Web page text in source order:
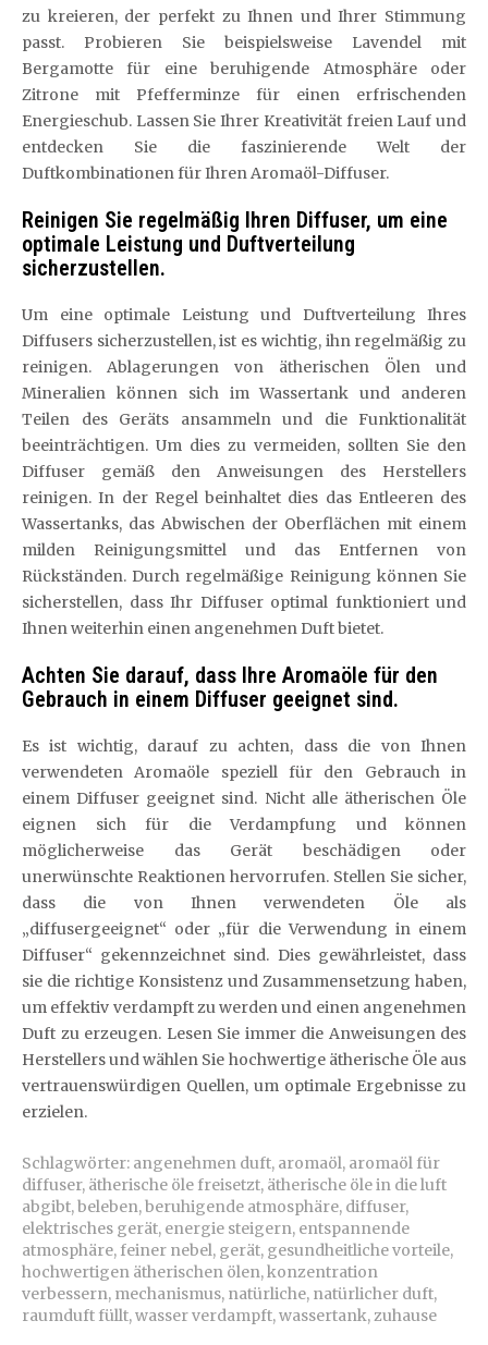
zu kreieren, der perfekt zu Ihnen und Ihrer Stimmung
passt. Probieren Sie beispielsweise Lavendel mit
Bergamotte für eine beruhigende Atmosphäre oder
Zitrone mit Pfefferminze für einen erfrischenden
Energieschub. Lassen Sie Ihrer Kreativität freien Lauf und
entdecken Sie die faszinierende Welt der
Duftkombinationen für Ihren Aromaöl-Diffuser.
Reinigen Sie regelmäßig Ihren Diffuser, um eine
optimale Leistung und Duftverteilung
sicherzustellen.
Um eine optimale Leistung und Duftverteilung Ihres
Diffusers sicherzustellen, ist es wichtig, ihn regelmäßig zu
reinigen. Ablagerungen von ätherischen Ölen und
Mineralien können sich im Wassertank und anderen
Teilen des Geräts ansammeln und die Funktionalität
beeinträchtigen. Um dies zu vermeiden, sollten Sie den
Diffuser gemäß den Anweisungen des Herstellers
reinigen. In der Regel beinhaltet dies das Entleeren des
Wassertanks, das Abwischen der Oberflächen mit einem
milden Reinigungsmittel und das Entfernen von
Rückständen. Durch regelmäßige Reinigung können Sie
sicherstellen, dass Ihr Diffuser optimal funktioniert und
Ihnen weiterhin einen angenehmen Duft bietet.
Achten Sie darauf, dass Ihre Aromaöle für den
Gebrauch in einem Diffuser geeignet sind.
Es ist wichtig, darauf zu achten, dass die von Ihnen
verwendeten Aromaöle speziell für den Gebrauch in
einem Diffuser geeignet sind. Nicht alle ätherischen Öle
eignen sich für die Verdampfung und können
möglicherweise das Gerät beschädigen oder
unerwünschte Reaktionen hervorrufen. Stellen Sie sicher,
dass die von Ihnen verwendeten Öle als
„diffusergeeignet“ oder „für die Verwendung in einem
Diffuser“ gekennzeichnet sind. Dies gewährleistet, dass
sie die richtige Konsistenz und Zusammensetzung haben,
um effektiv verdampft zu werden und einen angenehmen
Duft zu erzeugen. Lesen Sie immer die Anweisungen des
Herstellers und wählen Sie hochwertige ätherische Öle aus
vertrauenswürdigen Quellen, um optimale Ergebnisse zu
erzielen.
Schlagwörter: angenehmen duft, aromaöl, aromaöl für
diffuser, ätherische öle freisetzt, ätherische öle in die luft
abgibt,beleben,beruhigende atmosphäre, diffuser,
elektrisches gerät, energie steigern, entspannende
atmosphäre, feiner nebel, gerät, gesundheitliche vorteile,
hochwertigen ätherischen ölen,konzentration
verbessern, mechanismus, natürliche, natürlicher duft,
raumduft füllt,wasser verdampft,wassertank, zuhause